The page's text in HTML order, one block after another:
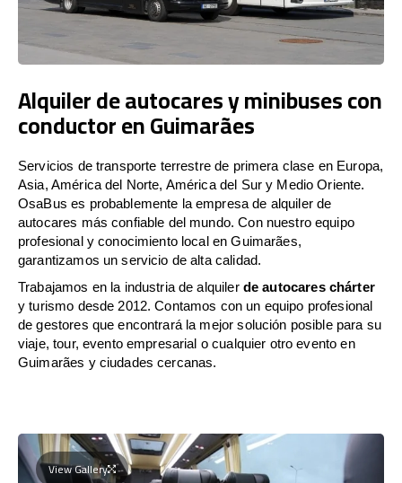
Alquiler de autocares y minibuses con
conductor en Guimarães
Servicios de transporte terrestre de primera clase en Europa,
Asia, América del Norte, América del Sur y Medio Oriente.
OsaBus es probablemente la empresa de alquiler de
autocares más confiable del mundo. Con nuestro equipo
profesional y conocimiento local en Guimarães,
garantizamos un servicio de alta calidad.
Trabajamos en la industria de alquiler de autocares chárter
y turismo desde 2012. Contamos con un equipo profesional
de gestores que encontrará la mejor solución posible para su
viaje, tour, evento empresarial o cualquier otro evento en
Guimarães y ciudades cercanas.
View Gallery